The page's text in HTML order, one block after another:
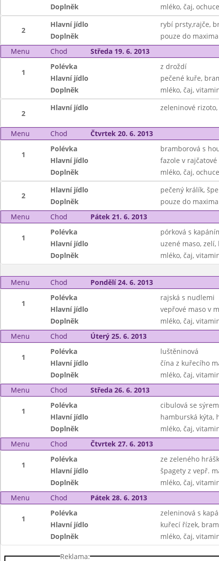
Doplněk
mléko, čaj,
2
Hlavní jídlo
rybí prsty,rajče,
Doplněk
pouze do
Menu
Chod Středa 19. 6. 2013
1
Polévka
z droždí
Hlavní jídlo
pečené kuře,
Doplněk
mléko, čaj,
2
Hlavní jídlo zeleninové
Menu Chod Čtvrtek 20. 6. 2013
1
Polévka
bramborová s
Hlavní jídlo
fazole v
Doplněk
mléko, čaj,
2
Hlavní jídlo
pečený králík,
Doplněk
pouze do
Menu
Chod Pátek 21. 6. 2013
1
Polévka
pórková s
Hlavní jídlo
uzené maso,
Doplněk
mléko, čaj,
Menu Chod Pondělí 24. 6. 2013
1
Polévka
rajská s nudlemi
Hlavní jídlo
vepřové maso v
Doplněk
mléko, čaj,
Menu
Chod Úterý 25. 6. 2013
1
Polévka
luštěninová
Hlavní jídlo
čína z kuřecího
Doplněk
mléko, čaj,
Menu
Chod Středa 26. 6. 2013
1
Polévka
cibulová se sýrem
Hlavní jídlo
hamburská kýta,
Doplněk
mléko, čaj,
Menu
Chod Čtvrtek 27. 6. 2013
1
Polévka
ze zeleného
Hlavní jídlo
špagety z vepř.
Doplněk
mléko, čaj,
Menu
Chod Pátek 28. 6. 2013
1
Polévka
zeleninová s
Hlavní jídlo
kuřecí řízek,
Doplněk
mléko, čaj,
Reklama: